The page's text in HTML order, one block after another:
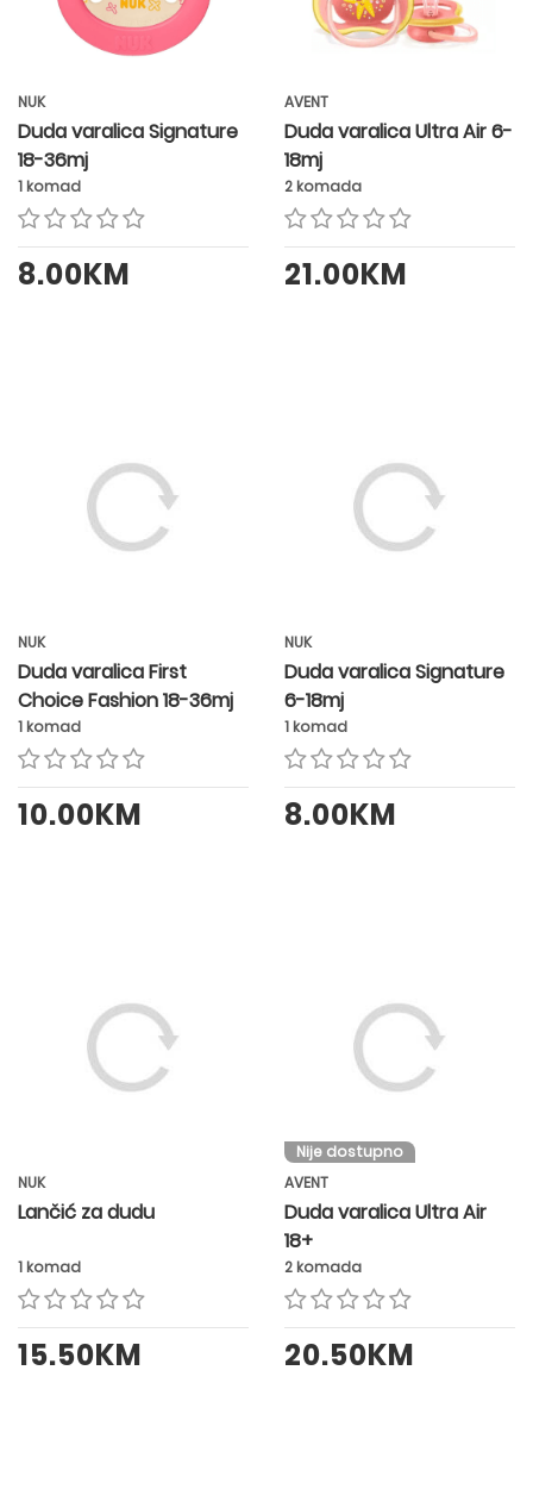
NUK
Duda varalica Signature
18-36mj
1 komad
8.00KM
AVENT
Duda varalica Ultra Air 6-
18mj
2 komada
21.00KM
NUK
Duda varalica First
Choice Fashion 18-36mj
1 komad
10.00KM
NUK
Duda varalica Signature
6-18mj
1 komad
8.00KM
NUK
Lančić za dudu
1 komad
15.50KM
Nije dostupno
AVENT
Duda varalica Ultra Air
18+
2 komada
20.50KM